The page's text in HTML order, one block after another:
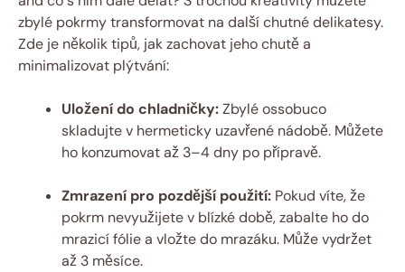
zbylé pokrmy transformovat na další chutné delikatesy.
Zde je několik tipů, jak zachovat jeho chutě a
minimalizovat plýtvání:
Uložení do chladničky:Zbylé ossobuco
skladujte v hermeticky uzavřené nádobě. Můžete
ho konzumovat až 3–4 dny po přípravě.
Zmrazení pro pozdější použití: Pokud víte, že
pokrm nevyužijete v blízké době, zabalte ho do
mrazicí fólie a vložte do mrazáku. Může vydržet
až 3 měsíce.